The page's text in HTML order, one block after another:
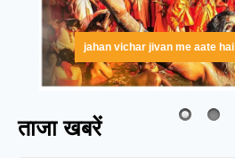
jahan vichar jivan me aate hai
ताजा खबरें